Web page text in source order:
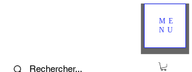
ME
NU